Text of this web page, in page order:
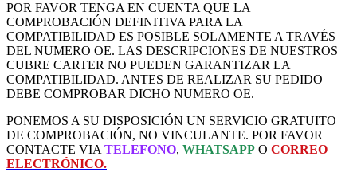
POR FAVOR TENGA EN CUENTA QUE LA
COMPROBACIÓN DEFINITIVA PARA LA
COMPATIBILIDAD ES POSIBLE SOLAMENTE A TRAVÉS
DEL NUMERO OE. LAS DESCRIPCIONES DE NUESTROS
CUBRE CARTER NO PUEDEN GARANTIZAR LA
COMPATIBILIDAD. ANTES DE REALIZAR SU PEDIDO
DEBE COMPROBAR DICHO NUMERO OE.
PONEMOS A SU DISPOSICIÓN UN SERVICIO GRATUITO
DE COMPROBACIÓN, NO VINCULANTE. POR FAVOR
CONTACTE VIATELEFONO, WHATSAPP O CORREO
ELECTRÓNICO.